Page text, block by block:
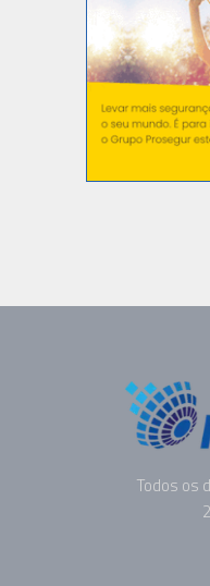
Todos os